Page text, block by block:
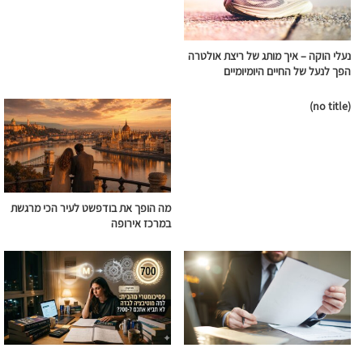
נעלי הוקה – איך מותג של ריצת אולטרה
הפך לנעל של החיים היומיומיים
(no title)
מה הופך את בודפשט לעיר הכי מרגשת
במרכז אירופה